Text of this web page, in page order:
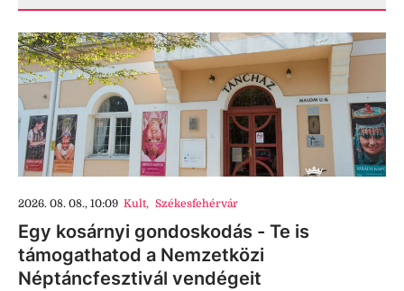
2026. 08. 08., 10:09 Kult, Székesfehérvár
Egy kosárnyi gondoskodás - Te is
támogathatod a Nemzetközi
Néptáncfesztivál vendégeit